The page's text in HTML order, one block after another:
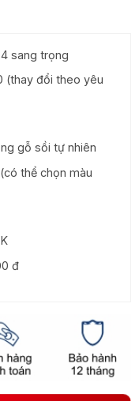
₫.
sang trọng
(thay đổi theo yêu
gỗ sồi tự nhiên
thể chọn màu
đ